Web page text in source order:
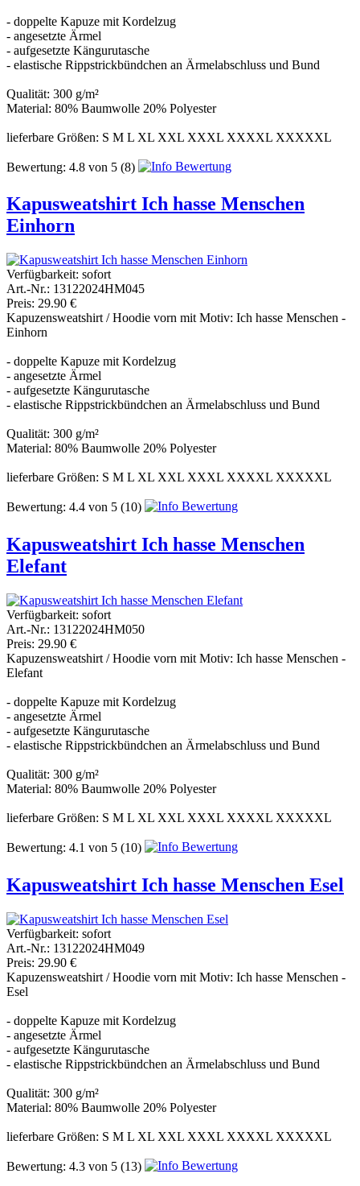
- doppelte Kapuze mit Kordelzug
- angesetzte Ärmel
- aufgesetzte Kängurutasche
- elastische Rippstrickbündchen an Ärmelabschluss und Bund
Qualität: 300 g/m²
Material: 80% Baumwolle 20% Polyester
lieferbare Größen: S M L XL XXL XXXL XXXXL XXXXXL
Bewertung: 4.8 von 5 (8)
Kapusweatshirt Ich hasse Menschen
Einhorn
Verfügbarkeit: sofort
Art.-Nr.: 13122024HM045
Preis: 29.90 €
Kapuzensweatshirt / Hoodie vorn mit Motiv: Ich hasse Menschen -
Einhorn
- doppelte Kapuze mit Kordelzug
- angesetzte Ärmel
- aufgesetzte Kängurutasche
- elastische Rippstrickbündchen an Ärmelabschluss und Bund
Qualität: 300 g/m²
Material: 80% Baumwolle 20% Polyester
lieferbare Größen: S M L XL XXL XXXL XXXXL XXXXXL
Bewertung: 4.4 von 5 (10)
Kapusweatshirt Ich hasse Menschen
Elefant
Verfügbarkeit: sofort
Art.-Nr.: 13122024HM050
Preis: 29.90 €
Kapuzensweatshirt / Hoodie vorn mit Motiv: Ich hasse Menschen -
Elefant
- doppelte Kapuze mit Kordelzug
- angesetzte Ärmel
- aufgesetzte Kängurutasche
- elastische Rippstrickbündchen an Ärmelabschluss und Bund
Qualität: 300 g/m²
Material: 80% Baumwolle 20% Polyester
lieferbare Größen: S M L XL XXL XXXL XXXXL XXXXXL
Bewertung: 4.1 von 5 (10)
Kapusweatshirt Ich hasse Menschen Esel
Verfügbarkeit: sofort
Art.-Nr.: 13122024HM049
Preis: 29.90 €
Kapuzensweatshirt / Hoodie vorn mit Motiv: Ich hasse Menschen -
Esel
- doppelte Kapuze mit Kordelzug
- angesetzte Ärmel
- aufgesetzte Kängurutasche
- elastische Rippstrickbündchen an Ärmelabschluss und Bund
Qualität: 300 g/m²
Material: 80% Baumwolle 20% Polyester
lieferbare Größen: S M L XL XXL XXXL XXXXL XXXXXL
Bewertung: 4.3 von 5 (13)